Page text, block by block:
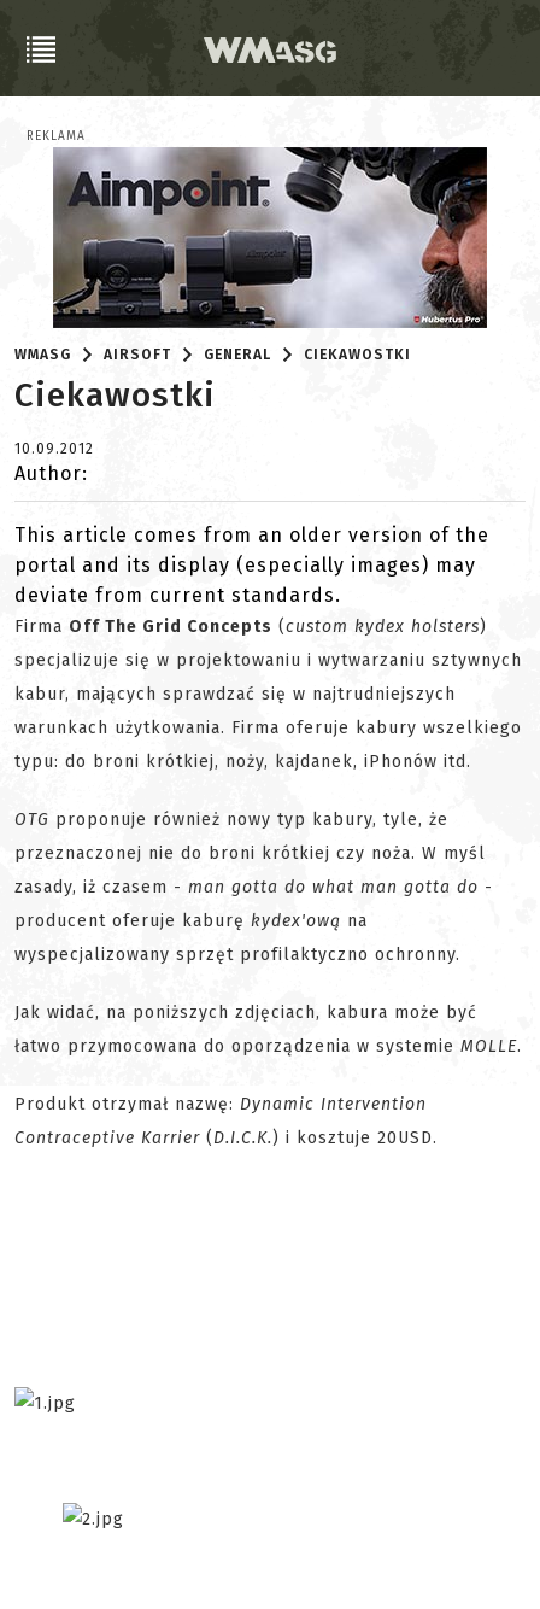
REKLAMA
WMASG AIRSOFT GENERAL CIEKAWOSTKI
Ciekawostki
10.09.2012
Author:
This article comes from an older version of the
portal and its display (especially images) may
deviate from current standards.
Firma Off The Grid Concepts (custom kydex holsters)
specjalizuje się w projektowaniu i wytwarzaniu sztywnych
kabur, mających sprawdzać się w najtrudniejszych
warunkach użytkowania. Firma oferuje kabury wszelkiego
typu: do broni krótkiej, noży, kajdanek, iPhonów itd.
OTG proponuje również nowy typ kabury, tyle, że
przeznaczonej nie do broni krótkiej czy noża. W myśl
zasady, iż czasem - man gotta do what man gotta do -
producent oferuje kaburę kydex'ową na
wyspecjalizowany sprzęt profilaktyczno ochronny.
Jak widać, na poniższych zdjęciach, kabura może być
łatwo przymocowana do oporządzenia w systemie MOLLE.
Produkt otrzymał nazwę: Dynamic Intervention
Contraceptive Karrier (D.I.C.K.) i kosztuje 20USD.